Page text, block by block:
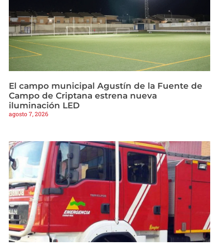
El campo municipal Agustín de la Fuente de
Campo de Criptana estrena nueva
iluminación LED
agosto 7, 2026